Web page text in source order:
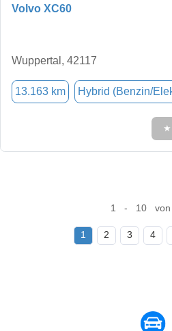
Volvo XC60
Wuppertal, 42117
13.163 km Hybrid (Benzin/
★
1 - 10 von
1 2 3 4